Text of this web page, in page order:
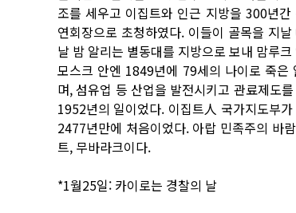
조를 세우고 이집트와 인근 지방을 300년
연회장으로 초청하였다. 이들이 골목을 지
날 밤 알리는 별동대를 지방으로 보내 맘루
모스크 안엔 1849년에 79세의 나이로 죽은
며, 섬유업 등 산업을 발전시키고 관료제도
1952년의 일이었다. 이집트人 국가지도부
2477년만에 처음이었다. 아랍 민족주의 바
트, 무바라크이다.
*1월25일: 카이로는 경찰의 날